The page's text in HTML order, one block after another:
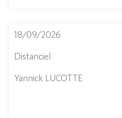
18/09/2026
Distanciel
Yannick LUCOTTE